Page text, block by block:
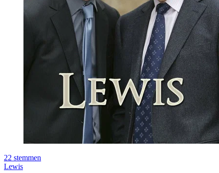
22 stemmen
Lewis